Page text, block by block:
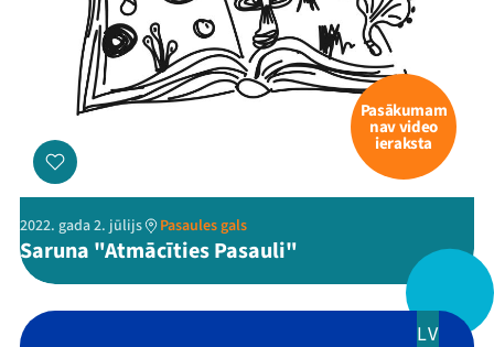
Programma
Arhīvs
Ziedo
Veikals
Pasākumam
nav video
ieraksta
2022. gada 2. jūlijs Pasaules gals
Saruna "Atmācīties Pasauli"
LV